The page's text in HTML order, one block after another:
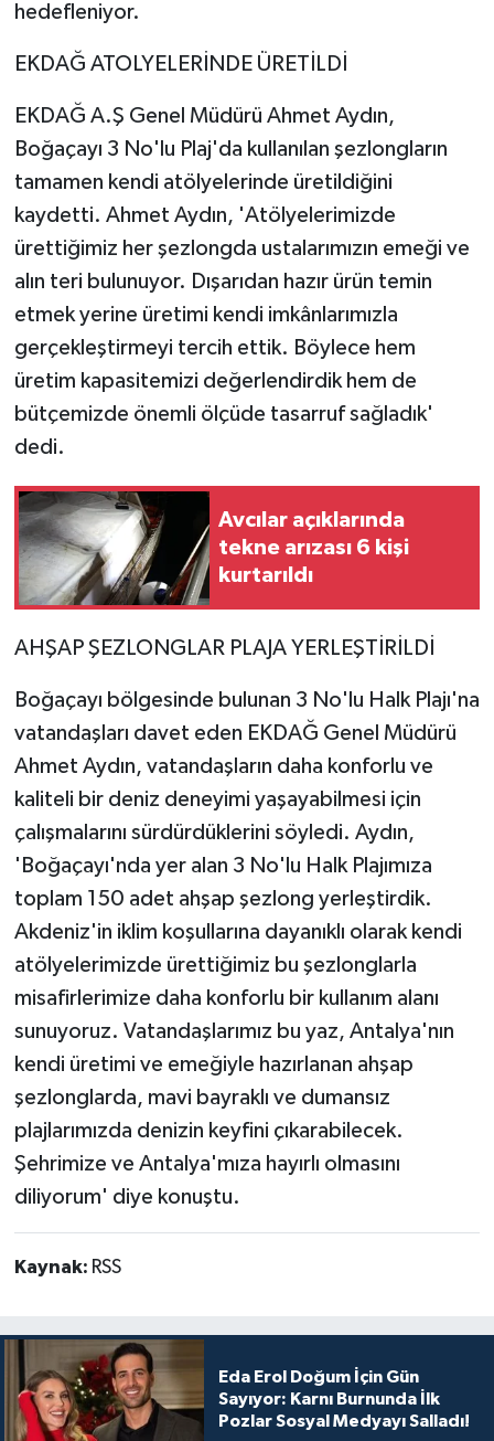
hedefleniyor.
EKDAĞ ATOLYELERİNDE ÜRETİLDİ
EKDAĞ A.Ş Genel Müdürü Ahmet Aydın,
Boğaçayı 3 No'lu Plaj'da kullanılan şezlongların
tamamen kendi atölyelerinde üretildiğini
kaydetti. Ahmet Aydın, 'Atölyelerimizde
ürettiğimiz her şezlongda ustalarımızın emeği ve
alın teri bulunuyor. Dışarıdan hazır ürün temin
etmek yerine üretimi kendi imkânlarımızla
gerçekleştirmeyi tercih ettik. Böylece hem
üretim kapasitemizi değerlendirdik hem de
bütçemizde önemli ölçüde tasarruf sağladık'
dedi.
Avcılar açıklarında
tekne arızası 6 kişi
kurtarıldı
AHŞAP ŞEZLONGLAR PLAJA YERLEŞTİRİLDİ
Boğaçayı bölgesinde bulunan 3 No'lu Halk Plajı'na
vatandaşları davet eden EKDAĞ Genel Müdürü
Ahmet Aydın, vatandaşların daha konforlu ve
kaliteli bir deniz deneyimi yaşayabilmesi için
çalışmalarını sürdürdüklerini söyledi. Aydın,
'Boğaçayı'nda yer alan 3 No'lu Halk Plajımıza
toplam 150 adet ahşap şezlong yerleştirdik.
Akdeniz'in iklim koşullarına dayanıklı olarak kendi
atölyelerimizde ürettiğimiz bu şezlonglarla
misafirlerimize daha konforlu bir kullanım alanı
sunuyoruz. Vatandaşlarımız bu yaz, Antalya'nın
kendi üretimi ve emeğiyle hazırlanan ahşap
şezlonglarda, mavi bayraklı ve dumansız
plajlarımızda denizin keyfini çıkarabilecek.
Şehrimize ve Antalya'mıza hayırlı olmasını
diliyorum' diye konuştu.
Kaynak: RSS
Eda Erol Doğum İçin Gün
Sayıyor: Karnı Burnunda İlk
Pozlar Sosyal Medyayı Salladı!